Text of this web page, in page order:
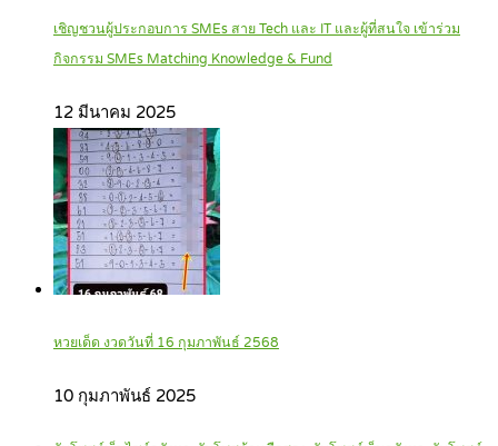
เชิญชวนผู้ประกอบการ SMEs สาย Tech และ IT และผู้ที่สนใจ เข้าร่วม
กิจกรรม SMEs Matching Knowledge & Fund
12 มีนาคม 2025
หวยเด็ด งวดวันที่ 16 กุมภาพันธ์ 2568
10 กุมภาพันธ์ 2025